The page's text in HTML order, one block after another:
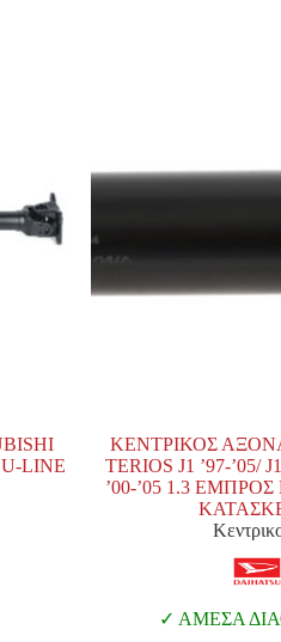
U-LINE
ΚΕΝΤΡΙΚΟΣ
TERIOS J1 ’97-’05/
’00-’05 1.3
ΑΜΕΣΑ